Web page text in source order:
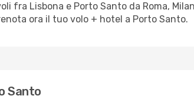
fra Lisbona e Porto Santo da Roma,
ora il tuo volo + hotel a Porto Santo.
Santo